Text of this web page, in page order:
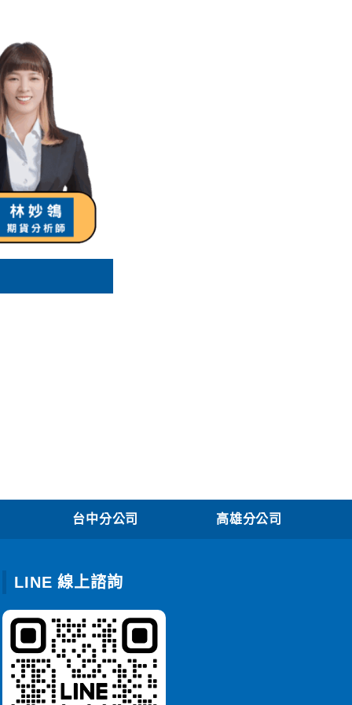
台中分公司 高雄分公司
LINE 線上諮詢